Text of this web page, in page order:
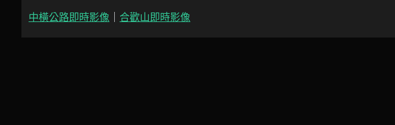
中橫公路即時影像 合歡山即時影像